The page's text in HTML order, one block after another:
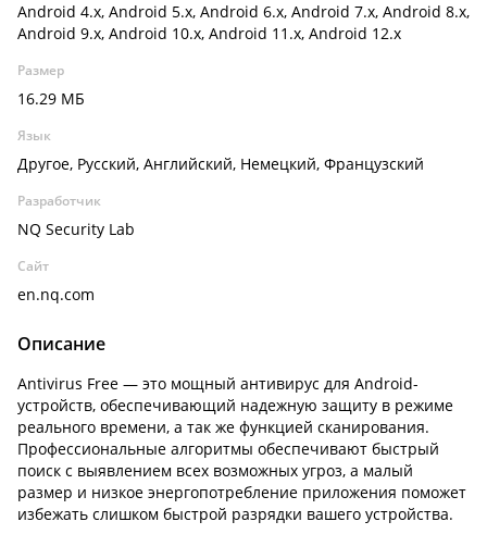
Android 4.x, Android 5.x, Android 6.x, Android 7.x, Android 8.x,
Android 9.x, Android 10.x, Android 11.x, Android 12.x
Размер
16.29 МБ
Язык
Другое, Русский, Английский, Немецкий, Французский
Разработчик
NQ Security Lab
Сайт
en.nq.com
Описание
Antivirus Free — это мощный антивирус для Android-
устройств, обеспечивающий надежную защиту в режиме
реального времени, а так же функцией сканирования.
Профессиональные алгоритмы обеспечивают быстрый
поиск с выявлением всех возможных угроз, а малый
размер и низкое энергопотребление приложения поможет
избежать слишком быстрой разрядки вашего устройства.